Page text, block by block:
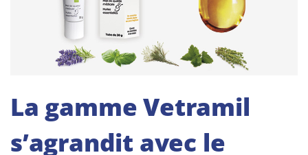
La gamme Vetramil
s’agrandit avec le